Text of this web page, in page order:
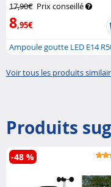
17,90€ Prix conseillé
8,95€
Ampoule goutte LED E14
Voir tous les produits
Produits
-48 %